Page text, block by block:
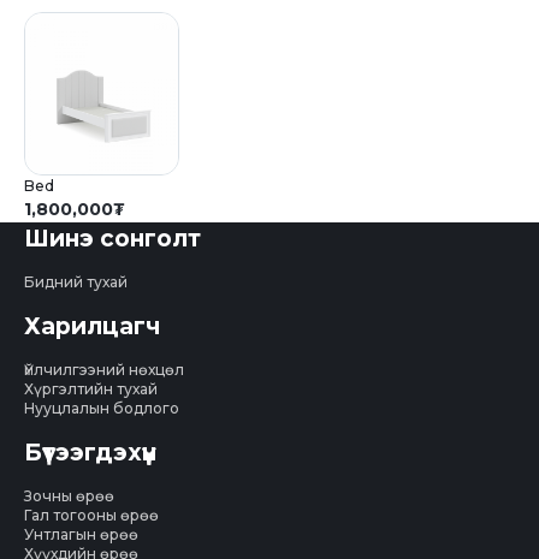
Bed
1,800,000₮
Шинэ сонголт
Бидний тухай
Харилцагч
Үйлчилгээний нөхцөл
Хүргэлтийн тухай
Нууцлалын бодлого
Бүтээгдэхүүн
Зочны өрөө
Гал тогооны өрөө
Унтлагын өрөө
Хүүхдийн өрөө